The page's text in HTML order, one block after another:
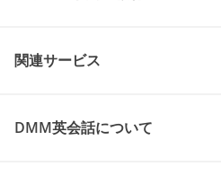
関連サービス
DMM英会話について